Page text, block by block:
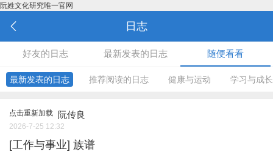
阮姓文化研究唯一官网
日志
好友的日志 最新发表的日志 随便看看
最新发表的日志 推荐阅读的日志 健康与运动 学习与成长‌
点击重新加载 阮传良
2026-7-25 12:32
[‌工作与事业] 族谱